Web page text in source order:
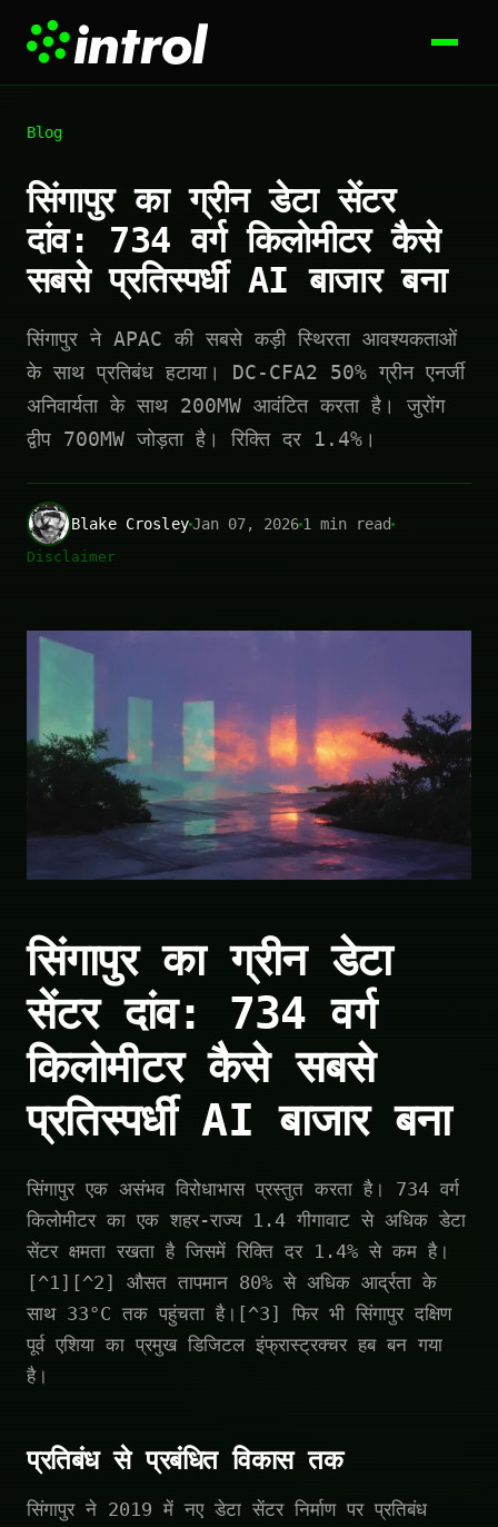
Blog
सिंगापुर का ग्रीन डेटा सेंटर
दांव: 734 वर्ग किलोमीटर कैसे
सबसे प्रतिस्पर्धी AI बाजार बना
सिंगापुर ने APAC की सबसे कड़ी स्थिरता आवश्यकताओं
के साथ प्रतिबंध हटाया। DC-CFA2 50% ग्रीन एनर्जी
अनिवार्यता के साथ 200MW आवंटित करता है। जुरोंग
द्वीप 700MW जोड़ता है। रिक्ति दर 1.4%।
Blake CrosleyJan 07, 20261 min read
Disclaimer
सिंगापुर का ग्रीन डेटा
सेंटर दांव: 734 वर्ग
किलोमीटर कैसे सबसे
प्रतिस्पर्धी AI बाजार बना
सिंगापुर एक असंभव विरोधाभास प्रस्तुत करता है। 734 वर्ग
किलोमीटर का एक शहर-राज्य 1.4 गीगावाट से अधिक डेटा
सेंटर क्षमता रखता है जिसमें रिक्ति दर 1.4% से कम है।
[^1][^2] औसत तापमान 80% से अधिक आर्द्रता के
साथ 33°C तक पहुंचता है।[^3] फिर भी सिंगापुर दक्षिण
पूर्व एशिया का प्रमुख डिजिटल इंफ्रास्ट्रक्चर हब बन गया
है।
प्रतिबंध से प्रबंधित विकास तक
सिंगापुर ने 2019 में नए डेटा सेंटर निर्माण पर प्रतिबंध